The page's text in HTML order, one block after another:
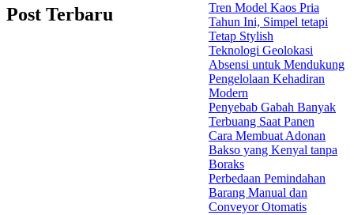
Post Terbaru
Tren Model Kaos Pria
Tahun Ini, Simpel tetapi
Tetap Stylish
Teknologi Geolokasi
Absensi untuk Mendukung
Pengelolaan Kehadiran
Modern
Penyebab Gabah Banyak
Terbuang Saat Panen
Cara Membuat Adonan
Bakso yang Kenyal tanpa
Boraks
Perbedaan Pemindahan
Barang Manual dan
Conveyor Otomatis